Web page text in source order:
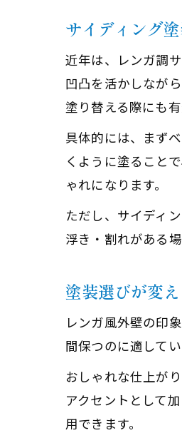
サイディング
近年は、レンガ調
凹凸を活かしなが
塗り替える際にも有
具体的には、まず
くように塗ること
ゃれになります。
ただし、サイディ
浮き・割れがある
塗装選びが変
レンガ風外壁の印
間保つのに適して
おしゃれな仕上が
アクセントとして
用できます。